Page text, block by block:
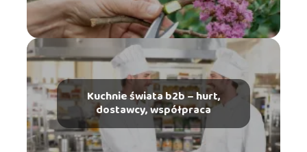
Kuchnie świata b2b – hurt,
dostawcy, współpraca